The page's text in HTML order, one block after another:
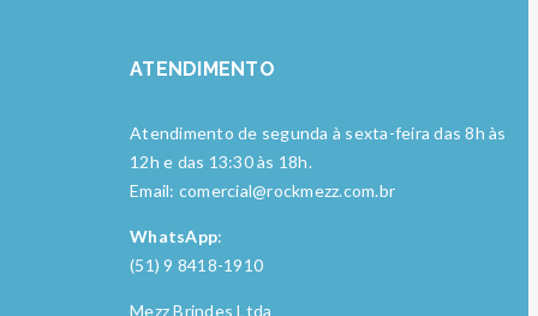
ATENDIMENTO
Atendimento de segunda à sexta-feira das 8h às
12h e das 13:30 às 18h.
Email: comercial@rockmezz.com.br
WhatsApp:
(51) 9 8418-1910
Mezz Brindes Ltda